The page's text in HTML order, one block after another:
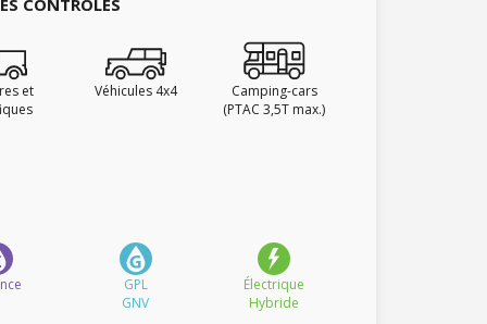
et
Véhicules 4x4
Camping-cars
(PTAC 3,5T max.)
GPL
GNV
Électrique
Hybride